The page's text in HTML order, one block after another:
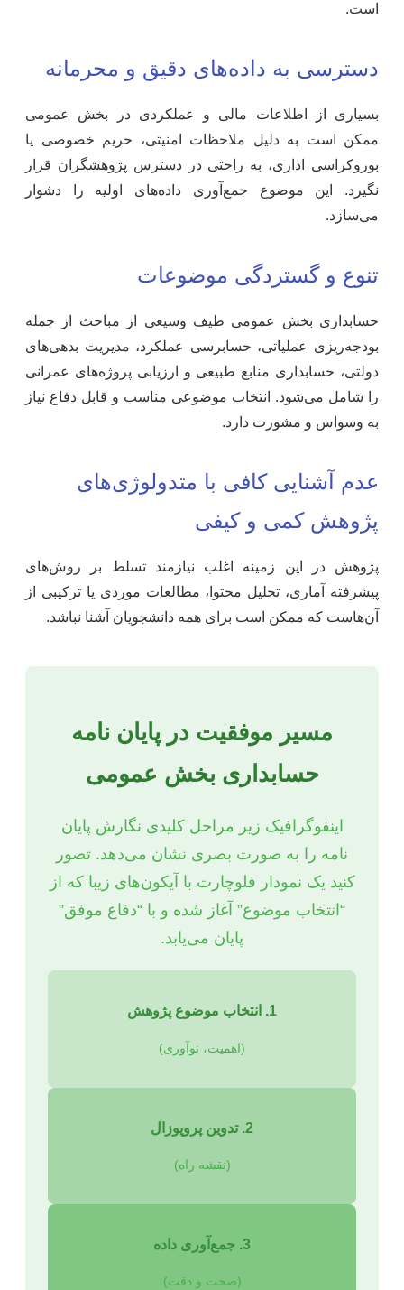
است.
دسترسی به داده‌های دقیق و محرمانه
بسیاری از اطلاعات مالی و عملکردی در بخش عمومی
ممکن است به دلیل ملاحظات امنیتی، حریم خصوصی یا
بوروکراسی اداری، به راحتی در دسترس پژوهشگران قرار
نگیرد. این موضوع جمع‌آوری داده‌های اولیه را دشوار
می‌سازد.
تنوع و گستردگی موضوعات
حسابداری بخش عمومی طیف وسیعی از مباحث از جمله
بودجه‌ریزی عملیاتی، حسابرسی عملکرد، مدیریت بدهی‌های
دولتی، حسابداری منابع طبیعی و ارزیابی پروژه‌های عمرانی
را شامل می‌شود. انتخاب موضوعی مناسب و قابل دفاع نیاز
به وسواس و مشورت دارد.
عدم آشنایی کافی با متدولوژی‌های
پژوهش کمی و کیفی
پژوهش در این زمینه اغلب نیازمند تسلط بر روش‌های
پیشرفته آماری، تحلیل محتوا، مطالعات موردی یا ترکیبی از
آن‌هاست که ممکن است برای همه دانشجویان آشنا نباشد.
مسیر موفقیت در پایان نامه
حسابداری بخش عمومی
اینفوگرافیک زیر مراحل کلیدی نگارش پایان
نامه را به صورت بصری نشان می‌دهد. تصور
کنید یک نمودار فلوچارت با آیکون‌های زیبا که از
“انتخاب موضوع” آغاز شده و با “دفاع موفق”
پایان می‌یابد.
1. انتخاب موضوع پژوهش
(اهمیت، نوآوری)
2. تدوین پروپوزال
(نقشه راه)
3. جمع‌آوری داده
(صحت و دقت)